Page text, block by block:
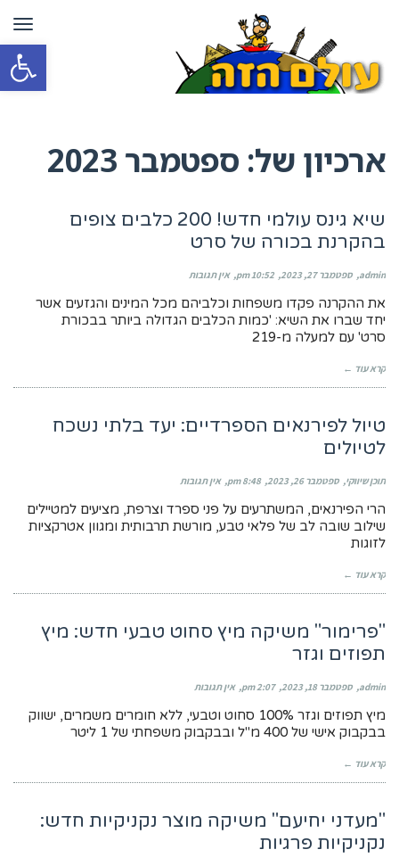
פתח
ארכיון של: ספטמבר 2023
שיא גינס עולמי חדש! 200 כלבים צופים
בהקרנת בכורה של סרט‎
admin ספטמבר 27, 2023 10:52 pm אין תגובות
את ההקרנה פקדו משפחות וכלביהם מכל המינים והגזעים אשר
יחד שברו את השיא: 'כמות הכלבים הגדולה ביותר בבכורת
סרט' עם למעלה מ-219
קרא עוד ←
טיול לפירנאים הספרדיים: יעד בלתי נשכח
לטיולים
תוכן שיווקי ספטמבר 26, 2023 8:48 pm אין תגובות
הרי הפירנאים, המשתרעים על פני ספרד וצרפת, מציעים למטיילים
שילוב שובה לב של פלאי טבע, מורשת תרבותית ומגוון אטרקציות
לזוגות
קרא עוד ←
"פרימור" משיקה מיץ סחוט טבעי חדש: מיץ
תפוזים וגזר
admin ספטמבר 18, 2023 2:07 pm אין תגובות
מיץ תפוזים וגזר 100% סחוט וטבעי, ללא חומרים משמרים, ישווק
בבקבוק אישי של 400 מ"ל ובבקבוק משפחתי של 1 ליטר
קרא עוד ←
"מעדני יחיעם" משיקה מוצר נקניקיות חדש:
נקניקיות פרגיות